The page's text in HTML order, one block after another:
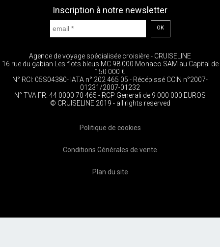
Inscription à notre newsletter
OK
Agence de voyage spécialisée croisière - CRUISELINE
16 rue du gabian Les flots bleus MC 98 000 Monaco SAM au Capital de
150 000 €
N° RCI: 05S04380- IATA n° 202 465 05 - Récépissé CCIN n°2007-
01231/2007-01232
N° TVA FR. 44 0000 70 465 - RCP Generali de 9 000 000 EUROS
© CRUISELINE 2019 - all rights reserved
Politique de cookies
Conditions Générales de vente
Plan du site